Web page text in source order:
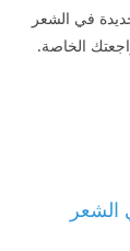
في الشعر
الخاصة.
الشعر